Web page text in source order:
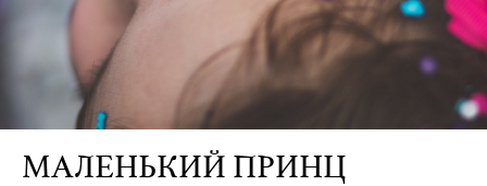
МАЛЕНЬКИЙ ПРИНЦ